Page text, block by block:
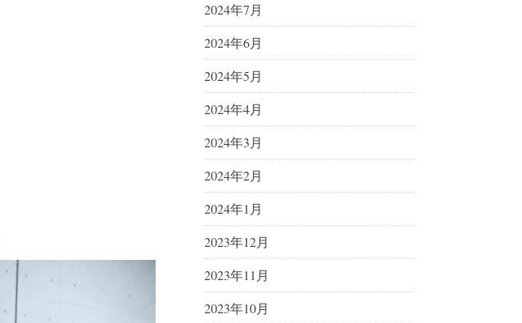
2024年7月
2024年6月
2024年5月
2024年4月
2024年3月
2024年2月
2024年1月
2023年12月
2023年11月
2023年10月